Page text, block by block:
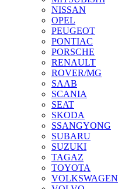
NISSAN
OPEL
PEUGEOT
PONTIAC
PORSCHE
RENAULT
ROVER/MG
SAAB
SCANIA
SEAT
SKODA
SSANGYONG
SUBARU
SUZUKI
TAGAZ
TOYOTA
VOLKSWAGEN